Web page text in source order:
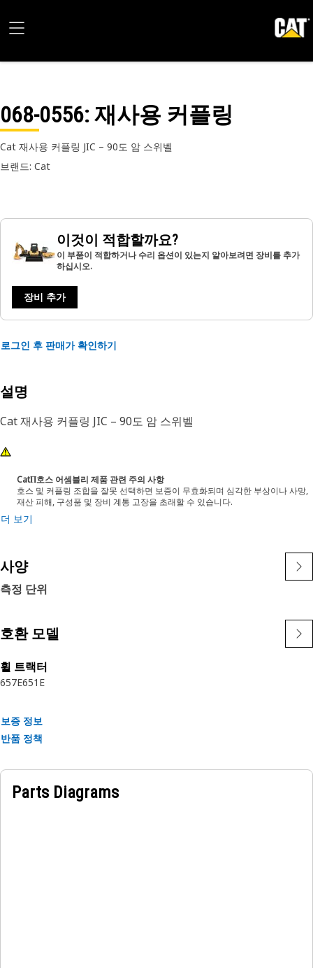
068-0556: 재사용 커플링
Cat 재사용 커플링 JIC – 90도 암 스위벨
브랜드: Cat
이것이 적합할까요?
이 부품이 적합하거나 수리 옵션이 있는지 알아보려면 장비를 추가
하십시오.
장비 추가
로그인 후 판매가 확인하기
설명
Cat 재사용 커플링 JIC – 90도 암 스위벨
CatΠ호스 어셈블리 제품 관련 주의 사항
호스 및 커플링 조합을 잘못 선택하면 보증이 무효화되며 심각한 부상이나 사망,
재산 피해, 구성품 및 장비 계통 고장을 초래할 수 있습니다.
더 보기
사양
측정 단위
호환 모델
휠 트랙터
657E651E
보증 정보
반품 정책
Parts Diagrams